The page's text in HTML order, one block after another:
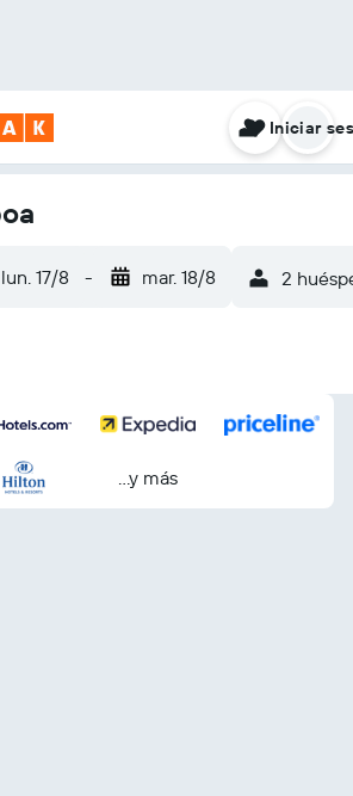
Iniciar
lun. 17/8 - mar. 18/8 2
...y más